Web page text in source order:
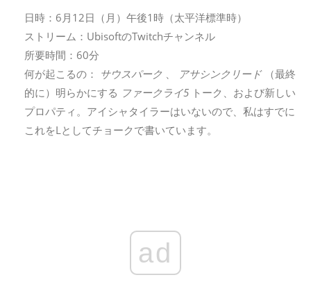
日時：6月12日（月）午後1時（太平洋標準時）
ストリーム：UbisoftのTwitchチャンネル
所要時間：60分
何が起こるの： サウスパーク 、 アサシンクリード（最終
的に）明らかにする ファークライ5 トーク、および新しい
プロパティ。アイシャタイラーはいないので、私はすでに
これをLとしてチョークで書いています。
ad